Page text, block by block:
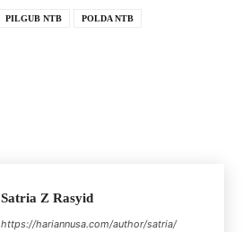
PILGUB NTB POLDA NTB
Satria Z Rasyid
https://hariannusa.com/author/satria/